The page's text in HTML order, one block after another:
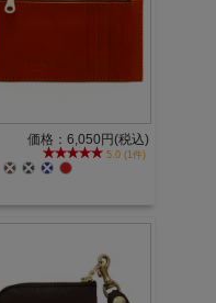
価格：6,050円(税込)
5.0 (1件)